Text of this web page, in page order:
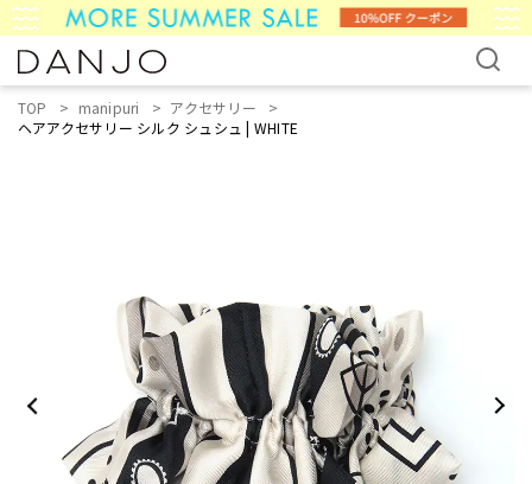
TOP manipuri
アクセサリー
ヘアアクセサリー シルク シュシュ | WHITE